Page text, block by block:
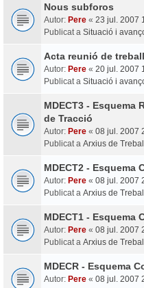
Nous subforos
Autor: Pere « 23 jul. 2007
Publicat a Situació i
Acta reunió de treball
Autor: Pere « 20 jul. 2007
Publicat a Situació i
MDECT3 - Esquema
de Tracció
Autor: Pere « 08 jul. 2007
Publicat a Arxius de
MDECT2 - Esquema
Autor: Pere « 08 jul. 2007
Publicat a Arxius de
MDECT1 -
Autor: Pere « 08 jul. 2007
Publicat a Arxius de
MDECR - Esquema
Autor: Pere « 08 jul. 2007